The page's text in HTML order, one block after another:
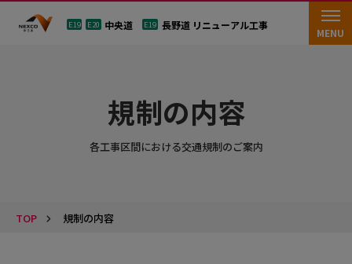
E19 E20 中央道 E19 長野道 リニューアル工事
MENU
規制の内容
各工事区間における交通規制のご案内
TOP 規制の内容